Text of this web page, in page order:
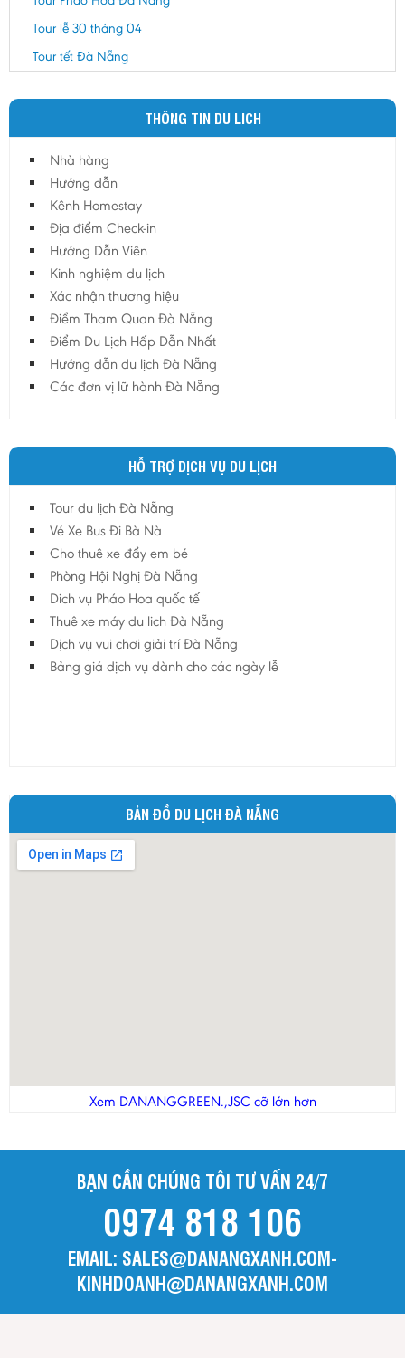
Tour lễ 30 tháng 04
Tour tết Đà Nẵng
THÔNG TIN DU LICH
Nhà hàng
Hướng dẫn
Kênh Homestay
Địa điểm Check-in
Hướng Dẫn Viên
Kinh nghiệm du lịch
Xác nhận thương hiệu
Điểm Tham Quan Đà Nẵng
Điểm Du Lịch Hấp Dẫn Nhất
Hướng dẫn du lịch Đà Nẵng
Các đơn vị lữ hành Đà Nẵng
HỖ TRỢ DỊCH VỤ DU LỊCH
Tour du lịch Đà Nẵng
Vé Xe Bus Đi Bà Nà
Cho thuê xe đẩy em bé
Phòng Hội Nghị Đà Nẵng
Dich vụ Pháo Hoa quốc tế
Thuê xe máy du lich Đà Nẵng
Dịch vụ vui chơi giải trí Đà Nẵng
Bảng giá dịch vụ dành cho các ngày lễ
BẢN ĐỒ DU LỊCH ĐÀ NẴNG
Xem DANANGGREEN.,JSC cỡ lớn hơn
BẠN CẦN CHÚNG TÔI TƯ VẤN 24/7
0974 818 106
EMAIL: SALES@DANANGXANH.COM-
KINHDOANH@DANANGXANH.COM